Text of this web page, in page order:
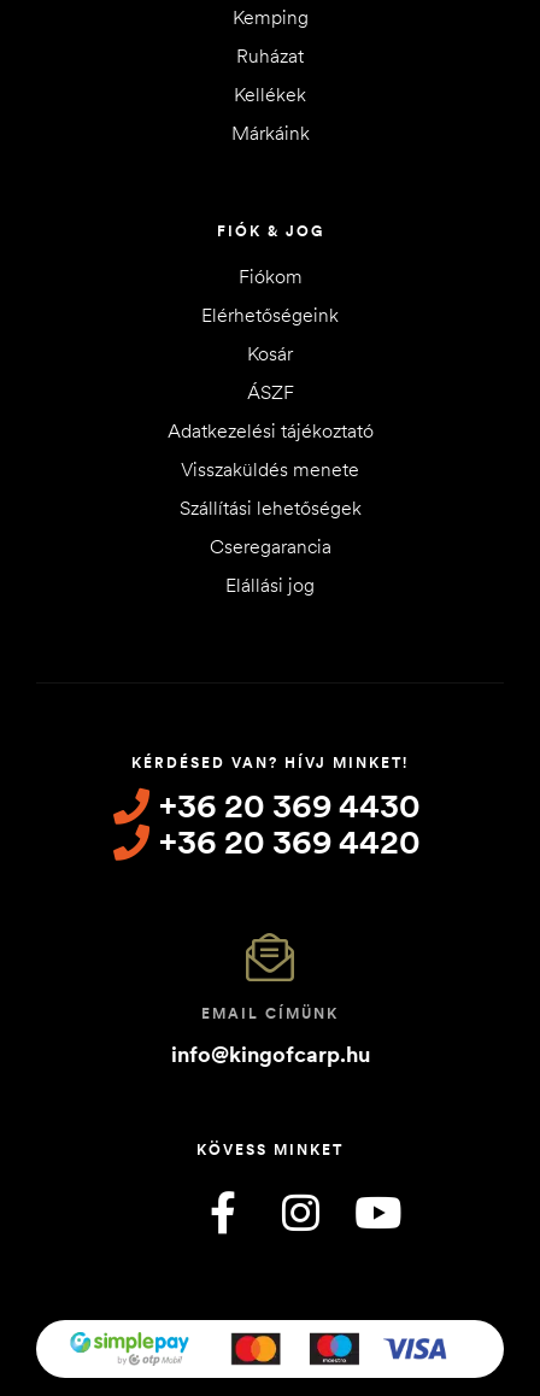
Kemping
Ruházat
Kellékek
Márkáink
FIÓK & JOG
Fiókom
Elérhetőségeink
Kosár
ÁSZF
Adatkezelési tájékoztató
Visszaküldés menete
Szállítási lehetőségek
Cseregarancia
Elállási jog
KÉRDÉSED VAN? HÍVJ MINKET!
+36 20 369 4430
+36 20 369 4420
EMAIL CÍMÜNK
info@kingofcarp.hu
KÖVESS MINKET